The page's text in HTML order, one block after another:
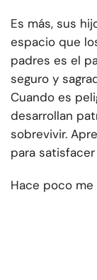
Es más, sus
espacio que
padres es el
seguro y
Cuando es
desarrollan
sobrevivir.
para
Hace poco